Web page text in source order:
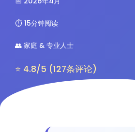
⏱️ 15分钟阅读
👥 家庭 & 专业人士
⭐ 4.8/5 (127条评论)